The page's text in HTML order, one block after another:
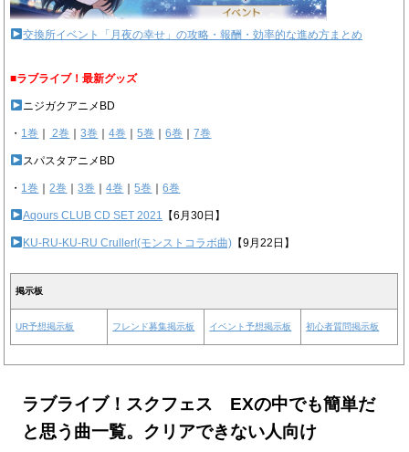
交換所イベント「月夜の幸せ」の攻略・報酬・効率的な進め方まとめ
■ラブライブ！最新グッズ
ニジガクアニメBD
・ 1巻 2巻 ｜3巻 ｜4巻 ｜5巻 ｜6巻 ｜7巻
スパスタアニメBD
・ 1巻 ｜2巻 ｜3巻 ｜4巻 ｜5巻 ｜6巻
Aqours CLUB CD SET 2021 【6月30日】
KU-RU-KU-RU Cruller!(モンストコラボ曲) 【9月22日】
掲示板
UR予想掲示板 フレンド募集掲示板 イベント予想掲示板 初心者質問掲示板
ラブライブ！スクフェス EXの中でも簡単だ
と思う曲一覧。クリアできない人向け